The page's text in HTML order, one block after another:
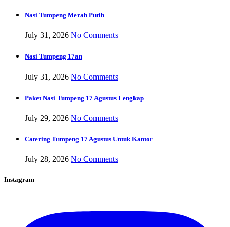
Nasi Tumpeng Merah Putih
July 31, 2026 No Comments
Nasi Tumpeng 17an
July 31, 2026 No Comments
Paket Nasi Tumpeng 17 Agustus Lengkap
July 29, 2026 No Comments
Catering Tumpeng 17 Agustus Untuk Kantor
July 28, 2026 No Comments
Instagram